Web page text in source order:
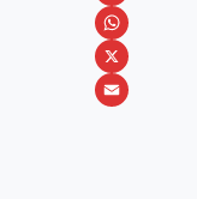
e
b
o
s
s
e
i
n
k
V
i
b
W
h
X